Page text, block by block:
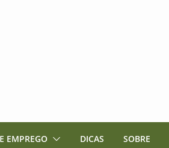
EMPREGO DICAS SOBRE